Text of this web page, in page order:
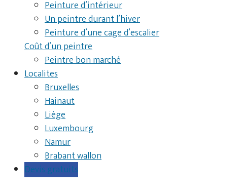
Peinture d’intérieur
Un peintre durant l’hiver
Peinture d’une cage d’escalier
Coût d’un peintre
Peintre bon marché
Localites
Bruxelles
Hainaut
Liège
Luxembourg
Namur
Brabant wallon
Devis gratuits